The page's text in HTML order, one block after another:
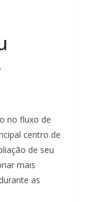
no fluxo de
centro de
de seu
mais
as